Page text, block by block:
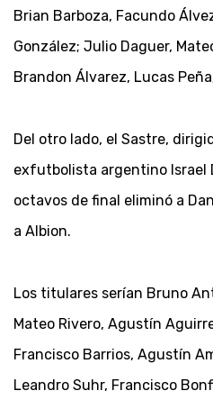
Brian Barboza, Facundo
González; Julio Daguer,
Brandon Álvarez, Lucas
Del otro lado, el Sastre,
exfutbolista argentino Israel
octavos de final eliminó a
a Albion.
Los titulares serían Bruno
Mateo Rivero, Agustín
Francisco Barrios, Agustín
Leandro Suhr, Francisco